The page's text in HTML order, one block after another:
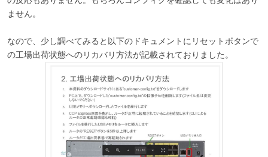
ません。
なので、少し調べてみると以下のドキュメントにリセットボタンで
の工場出荷状態へのリカバリ方法が記載されておりました。